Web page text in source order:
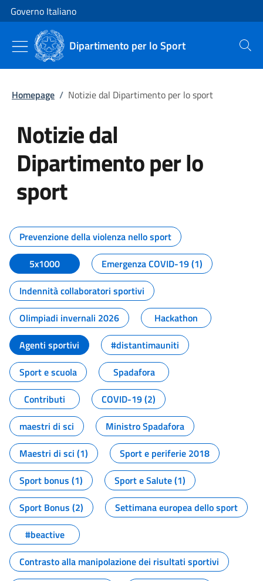
Vai al contenuto
Vai alla navigazione del sito
Governo Italiano
Dipartimento per lo Sport Cerca
Homepage / Notizie dal Dipartimento per lo sport
Notizie dal
Dipartimento per lo
sport
Tutti i contenuti della pagina
Prevenzione della violenza nello sport
5x1000
Emergenza COVID-19 (1)
Indennità collaboratori sportivi
Olimpiadi invernali 2026
Hackathon
Agenti sportivi
#distantimauniti
Sport e scuola
Spadafora
Contributi
COVID-19 (2)
maestri di sci
Ministro Spadafora
Maestri di sci (1)
Sport e periferie 2018
Sport bonus (1)
Sport e Salute (1)
Sport Bonus (2)
Settimana europea dello sport
#beactive
Contrasto alla manipolazione dei risultati sportivi